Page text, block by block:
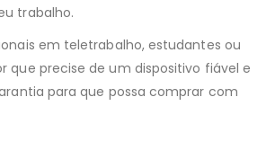
trabalho.
em teletrabalho, estudantes ou
que precise de um dispositivo fiável e
para que possa comprar com